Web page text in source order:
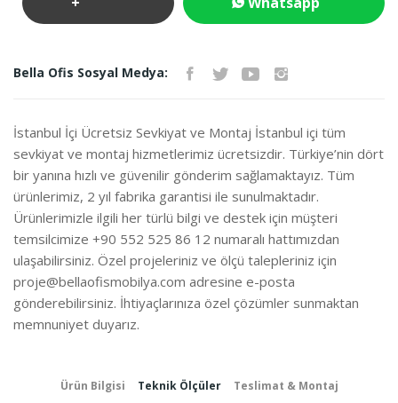
Bella Ofis Sosyal Medya:
İstanbul İçi Ücretsiz Sevkiyat ve Montaj İstanbul içi tüm
sevkiyat ve montaj hizmetlerimiz ücretsizdir. Türkiye’nin dört
bir yanına hızlı ve güvenilir gönderim sağlamaktayız. Tüm
ürünlerimiz, 2 yıl fabrika garantisi ile sunulmaktadır.
Ürünlerimizle ilgili her türlü bilgi ve destek için müşteri
temsilcimize +90 552 525 86 12 numaralı hattımızdan
ulaşabilirsiniz. Özel projeleriniz ve ölçü talepleriniz için
proje@bellaofismobilya.com adresine e-posta
gönderebilirsiniz. İhtiyaçlarınıza özel çözümler sunmaktan
memnuniyet duyarız.
Ürün Bilgisi Teknik Ölçüler Teslimat & Montaj